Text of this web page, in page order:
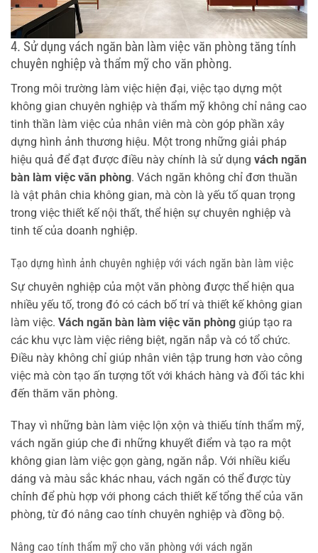
4. Sử dụng vách ngăn bàn làm việc văn phòng tăng tính
chuyên nghiệp và thẩm mỹ cho văn phòng.
Trong môi trường làm việc hiện đại, việc tạo dựng một
không gian chuyên nghiệp và thẩm mỹ không chỉ nâng cao
tinh thần làm việc của nhân viên mà còn góp phần xây
dựng hình ảnh thương hiệu. Một trong những giải pháp
hiệu quả để đạt được điều này chính là sử dụng vách ngăn
bàn làm việc văn phòng. Vách ngăn không chỉ đơn thuần
là vật phân chia không gian, mà còn là yếu tố quan trọng
trong việc thiết kế nội thất, thể hiện sự chuyên nghiệp và
tinh tế của doanh nghiệp.
Tạo dựng hình ảnh chuyên nghiệp với vách ngăn bàn làm việc
Sự chuyên nghiệp của một văn phòng được thể hiện qua
nhiều yếu tố, trong đó có cách bố trí và thiết kế không gian
làm việc. Vách ngăn bàn làm việc văn phòng giúp tạo ra
các khu vực làm việc riêng biệt, ngăn nắp và có tổ chức.
Điều này không chỉ giúp nhân viên tập trung hơn vào công
việc mà còn tạo ấn tượng tốt với khách hàng và đối tác khi
đến thăm văn phòng.
Thay vì những bàn làm việc lộn xộn và thiếu tính thẩm mỹ,
vách ngăn giúp che đi những khuyết điểm và tạo ra một
không gian làm việc gọn gàng, ngăn nắp. Với nhiều kiểu
dáng và màu sắc khác nhau, vách ngăn có thể được tùy
chỉnh để phù hợp với phong cách thiết kế tổng thể của văn
phòng, từ đó nâng cao tính chuyên nghiệp và đồng bộ.
Nâng cao tính thẩm mỹ cho văn phòng với vách ngăn